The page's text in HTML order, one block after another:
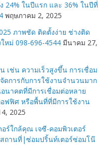
24% ในปีแรก และ 36% ในปีที่
พฤษภาคม 2, 2025
ภาพชัด ติดตั้งง่าย ช่างติด
หม่ 098-696-4544 มีนาคม 27,
เช่น ความเร็วสูงขึ้น การเชื่อม
ดการกับการใช้งานจำนวนมาก
นาคตที่มีการเชื่อมต่อหลาย
ฟฟิศ หรือพื้นที่ที่มีการใช้งาน
2025
ร์ใกล้คุณ เจซี-คอมพิวเตอร์
ถานที่|ซ่อมปริ้นท์เตอร์ซ่อมโน๊